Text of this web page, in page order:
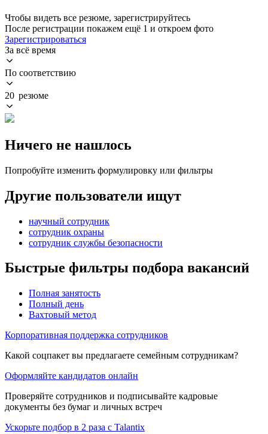
Чтобы видеть все резюме, зарегистрируйтесь
После регистрации покажем ещё 1 и откроем фото
Зарегистрироваться
За всё время
По соответствию
20 резюме
Ничего не нашлось
Попробуйте изменить формулировку или фильтры
Другие пользователи ищут
научный сотрудник
сотрудник охраны
сотрудник службы безопасности
Быстрые фильтры подбора вакансий
Полная занятость
Полный день
Вахтовый метод
Корпоративная поддержка сотрудников
Какой соцпакет вы предлагаете семейным сотрудникам?
Оформляйте кандидатов онлайн
Проверяйте сотрудников и подписывайте кадровые
документы без бумаг и личных встреч
Ускорьте подбор в 2 раза с Talantix